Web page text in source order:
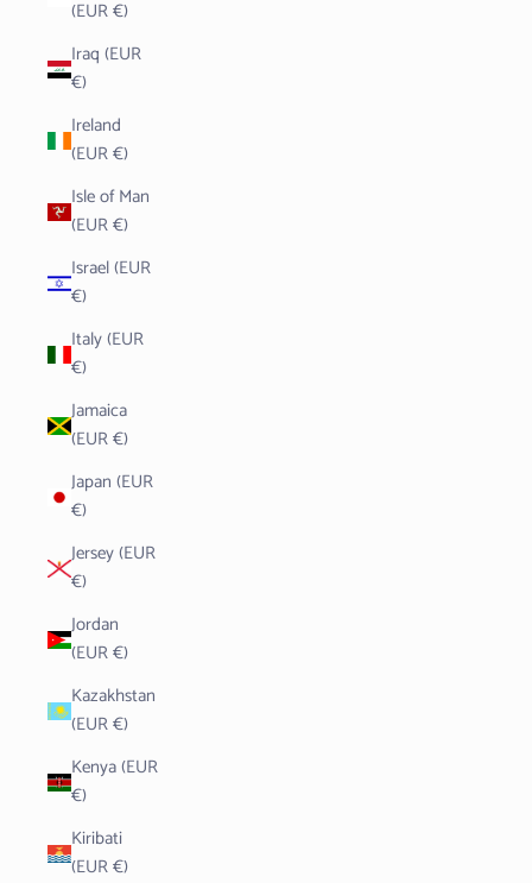
(EUR €)
Iraq (EUR
€)
Ireland
(EUR €)
Isle of Man
(EUR €)
Israel (EUR
€)
Italy (EUR
€)
Jamaica
(EUR €)
Japan (EUR
€)
Jersey (EUR
€)
Jordan
(EUR €)
Kazakhstan
(EUR €)
Kenya (EUR
€)
Kiribati
(EUR €)